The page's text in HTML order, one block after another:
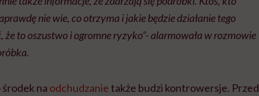
nie wie,co otrzyma i jakie będzie działanie tego
to oszustwo i ogromne ryzyko”- alarmowała w rozmowie
na odchudzanietakże budzi kontrowersje. Przed